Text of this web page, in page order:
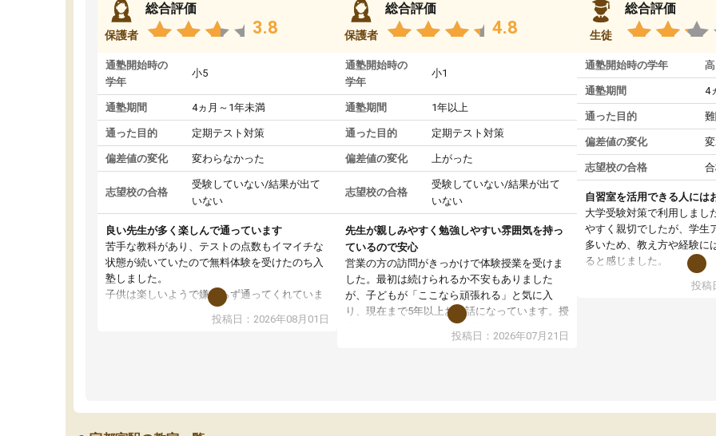
保護者
総合評価
3.8
通塾開始時の
学年
小5
通塾期間 4ヵ月～1年未満
通った目的 定期テスト対策
偏差値の変化 変わらなかった
志望校の合格
受験していない/結果が出て
いない
良い先生が多く楽しんで通っています
苦手な教科があり、テストの点数もイマイチな
状態が続いていたので無料体験を受けたのち入
塾しました。
子供は楽しいようで嫌がらず通ってくれていま
先生は良い方が多く、いつも笑顔で対応して頂
投稿日：2026年08月01日
保護者
総合評価
4.8
通塾開始時の
学年
小1
通塾期間 1年以上
通った目的 定期テスト対策
偏差値の変化 上がった
志望校の合格
受験していない/結果が出て
いない
先生が親しみやすく勉強しやすい雰囲気を持っ
ているので安心
営業の方の訪問がきっかけで体験授業を受けま
した。最初は続けられるか不安もありました
が、子どもが「ここなら頑張れる」と気に入
り、現在まで5年以上お世話になっています。授
業はとても分かりやすく、学校とは違った解き
方や、子どもに合った覚え方・考え方を丁寧に
投稿日：2026年07月21日
生徒
総合評価
通塾開始時の学年
通塾期間 4
通った目的
偏差値の変化
志望校の合格
自習室を活用できる人には
大学受験対策で利用しまし
やすく親切でしたが、学生
多いため、教え方や経験に
ると感じました。
授業はホワイトボードを
投稿